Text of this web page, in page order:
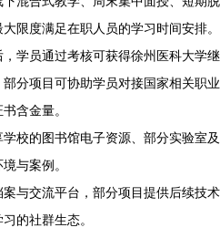
限度满足在职人员的学习时间安排。
，学员通过考核可获得徐州医科大学继
分项目可协助学员对接国家相关职业
含金量。
学校的图书馆电子资源、部分实验室及
与案例。
案与交流平台，部分项目提供后续技术
的社群生态。